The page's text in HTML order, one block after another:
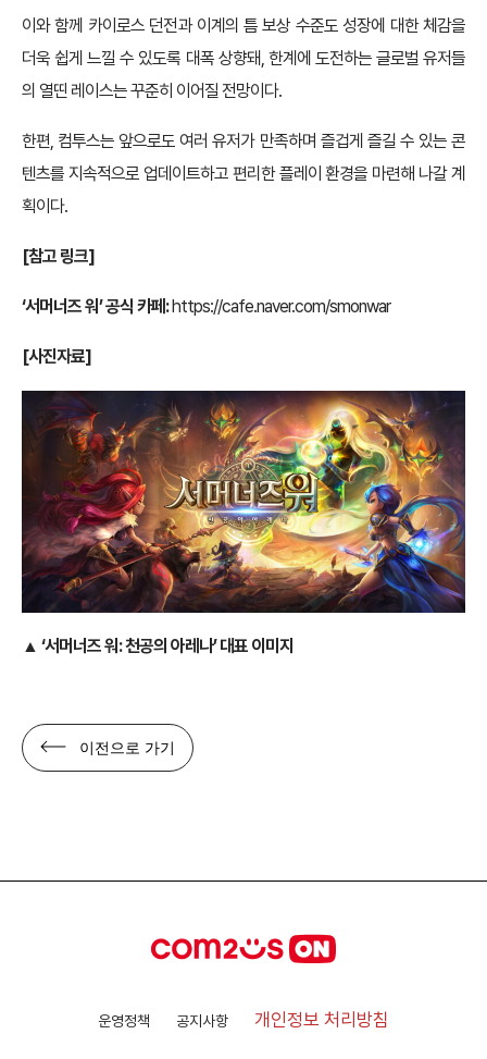
이와 함께 카이로스 던전과 이계의 틈 보상 수준도 성장에 대한 체감을
더욱 쉽게 느낄 수 있도록 대폭 상향돼, 한계에 도전하는 글로벌 유저들
의 열띤 레이스는 꾸준히 이어질 전망이다.
한편, 컴투스는 앞으로도 여러 유저가 만족하며 즐겁게 즐길 수 있는 콘
텐츠를 지속적으로 업데이트하고 편리한 플레이 환경을 마련해 나갈 계
획이다.
[참고 링크]
‘서머너즈 워’ 공식 카페:https://cafe.naver.com/smonwar
[사진자료]
▲ ‘서머너즈 워: 천공의 아레나’ 대표 이미지
이전으로 가기
운영정책 공지사항 개인정보 처리방침